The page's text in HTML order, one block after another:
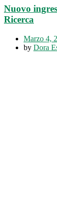
Nuovo
Ricerca
Marzo 4,
by Dora